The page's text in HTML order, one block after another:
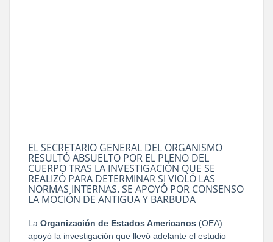
EL SECRETARIO GENERAL DEL ORGANISMO
RESULTÓ ABSUELTO POR EL PLENO DEL
CUERPO TRAS LA INVESTIGACIÓN QUE SE
REALIZÓ PARA DETERMINAR SI VIOLÓ LAS
NORMAS INTERNAS. SE APOYÓ POR CONSENSO
LA MOCIÓN DE ANTIGUA Y BARBUDA
La Organización de Estados Americanos (OEA)
apoyó la investigación que llevó adelante el estudio